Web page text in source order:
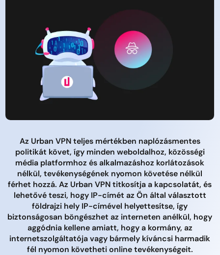
Az Urban VPN teljes mértékben naplózásmentes
politikát követ, így minden weboldalhoz, közösségi
média platformhoz és alkalmazáshoz korlátozások
nélkül, tevékenységének nyomon követése nélkül
férhet hozzá. Az Urban VPN titkosítja a kapcsolatát, és
lehetővé teszi, hogy IP-címét az Ön által választott
földrajzi hely IP-címével helyettesítse, így
biztonságosan böngészhet az interneten anélkül, hogy
aggódnia kellene amiatt, hogy a kormány, az
internetszolgáltatója vagy bármely kíváncsi harmadik
fél nyomon követheti online tevékenységeit.